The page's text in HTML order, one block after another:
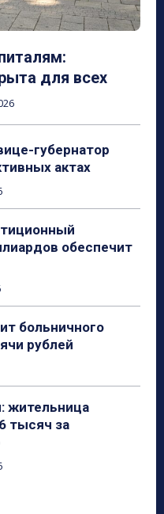
для всех
губернатор
актах
обеспечит
больничного
рублей
жительница
тысяч за